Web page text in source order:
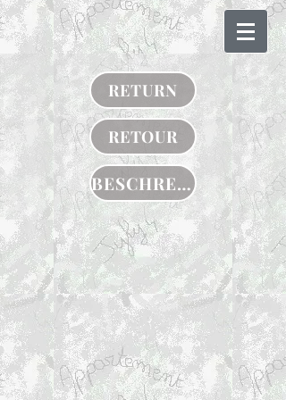
RETURN
RETOUR
BESCHREIBUNG